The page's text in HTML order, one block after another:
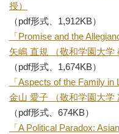
授）
（pdf形式、1,912KB）
「Promise and the
矢嶋 直規 （敬和学園大学
（pdf形式、1,674KB）
「Aspects of the Family
金山 愛子 （敬和学園大学
（pdf形式、674KB）
「A Political Paradox: